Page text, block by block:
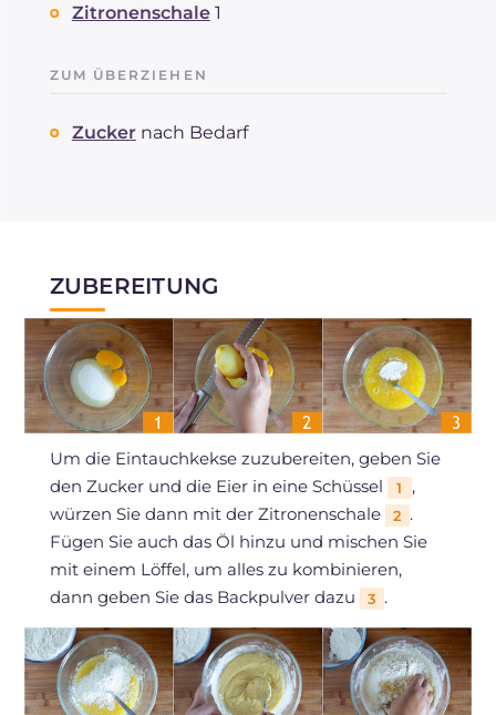
Zitronenschale 1
ZUM ÜBERZIEHEN
Zucker nach Bedarf
ZUBEREITUNG
Um die Eintauchkekse zuzubereiten, geben Sie
den Zucker und die Eier in eine Schüssel
1
,
würzen Sie dann mit der Zitronenschale
2 .
Fügen Sie auch das Öl hinzu und mischen Sie
mit einem Löffel, um alles zu kombinieren,
dann geben Sie das Backpulver dazu
3 .